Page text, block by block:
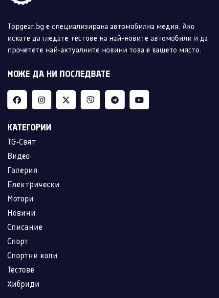
Topgear.bg е специализирана автомобилна медия. Ако
искате да гледате тестове на най-новите автомобили и да
прочетете най-актуалните новини това е вашето място.
МОЖЕ ДА НИ ПОСЛЕДВАТЕ
КАТЕГОРИИ
TG-Свят
Видео
Галерия
Електрически
Мотори
Новини
Списание
Спорт
Спортни коли
Тестове
Хибриди